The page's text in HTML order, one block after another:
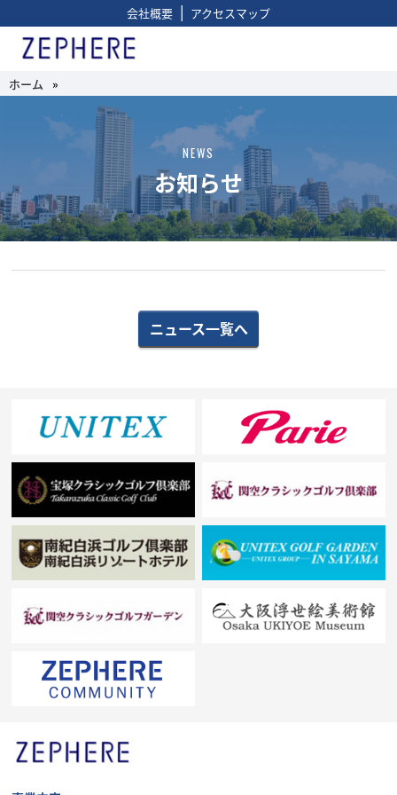
会社概要 | アクセスマップ
ホーム »
NEWS
お知らせ
ニュース一覧へ